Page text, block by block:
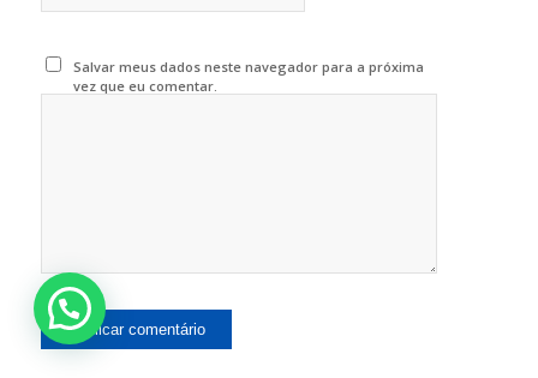
Salvar meus dados neste navegador para a próxima
vez que eu comentar.